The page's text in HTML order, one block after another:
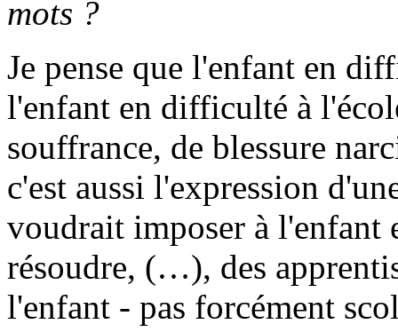
mots ?
Je pense que l'enfant en
l'enfant en difficulté à
souffrance, de blessure
c'est aussi l'expression
voudrait imposer à l'enfant
résoudre, (…), des
l'enfant - pas forcément